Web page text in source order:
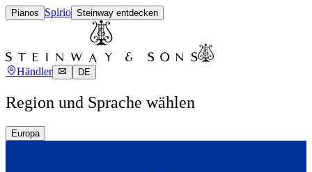
Pianos Spirio Steinway entdecken
Händler DE
Region und Sprache wählen
Europa